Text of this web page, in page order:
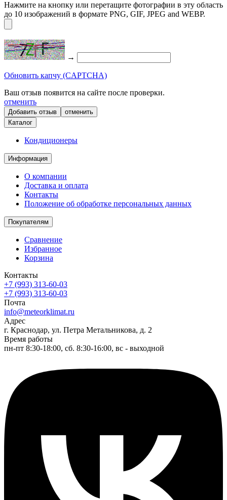
Нажмите на кнопку или перетащите фотографии в эту область
до 10 изображений в формате PNG, GIF, JPEG and WEBP.
→
Обновить капчу (CAPTCHA)
Ваш отзыв появится на сайте после проверки.
отменить
отменить
Каталог
Кондиционеры
Информация
О компании
Доставка и оплата
Контакты
Положение об обработке персональных данных
Покупателям
Сравнение
Избранное
Корзина
Контакты
+7 (993) 313-60-03
+7 (993) 313-60-03
Почта
info@meteorklimat.ru
Адрес
г. Краснодар, ул. Петра Метальникова, д. 2
Время работы
пн-пт 8:30-18:00, сб. 8:30-16:00, вс - выходной